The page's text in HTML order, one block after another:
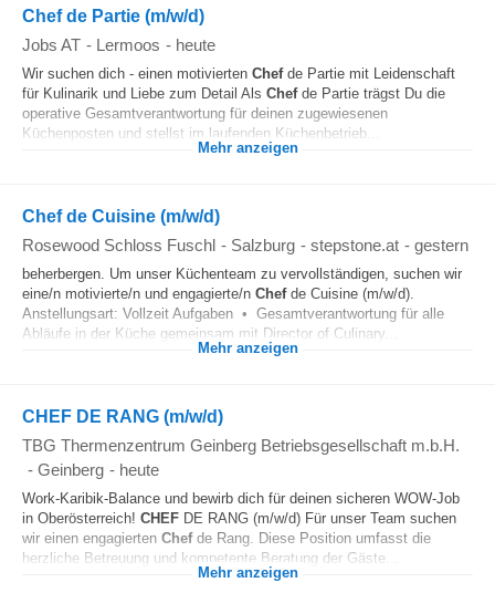
Chef de Partie (m/w/d)
Jobs AT - Lermoos - heute
Wir suchen dich - einen motivierten Chefde Partie mit Leidenschaft
für Kulinarik und Liebe zum Detail Als Chefde Partie trägst Du die
operative Gesamtverantwortung für deinen zugewiesenen
Küchenposten und stellst im laufenden Küchenbetrieb...
Mehr anzeigen
Chef de Cuisine (m/w/d)
Rosewood Schloss Fuschl - Salzburg - stepstone.at - gestern
beherbergen. Um unser Küchenteam zu vervollständigen, suchen wir
eine/n motivierte/n und engagierte/n Chefde Cuisine (m/w/d).
Anstellungsart: Vollzeit Aufgaben • Gesamtverantwortung für alle
Abläufe in der Küche gemeinsam mit Director of Culinary...
Mehr anzeigen
CHEF DE RANG (m/w/d)
TBG Thermenzentrum Geinberg Betriebsgesellschaft m.b.H.
- Geinberg - heute
Work-Karibik-Balance und bewirb dich für deinen sicheren WOW-Job
in Oberösterreich! CHEF DE RANG (m/w/d) Für unser Team suchen
wir einen engagierten Chefde Rang. Diese Position umfasst die
herzliche Betreuung und kompetente Beratung der Gäste...
Mehr anzeigen